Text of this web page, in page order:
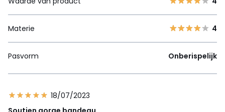
Materie 4
Pasvorm Onberispelijk
18/07/2023